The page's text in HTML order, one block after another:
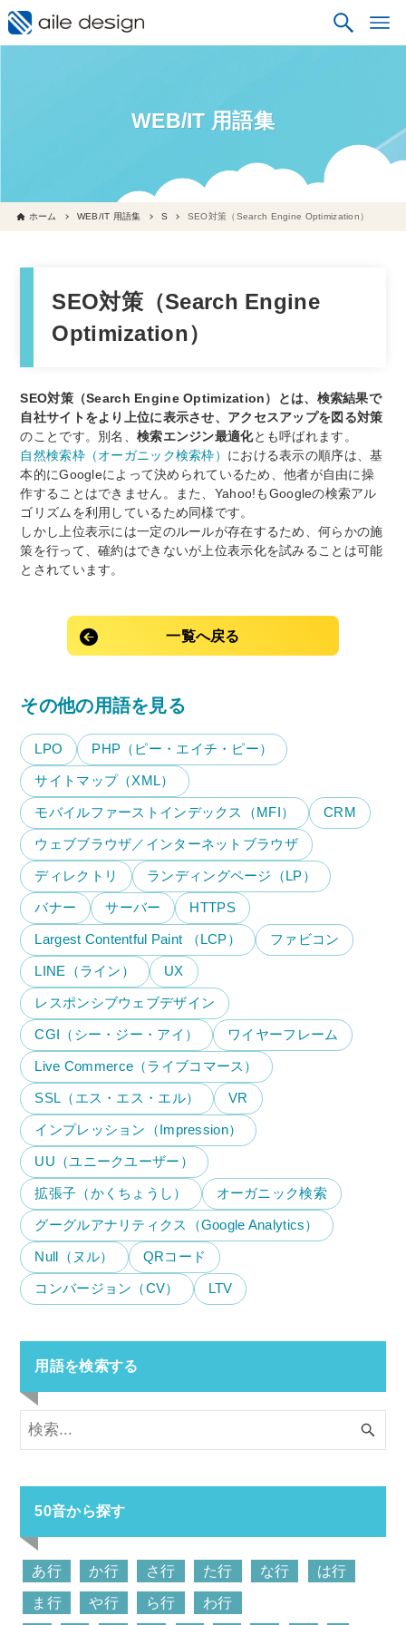
WEB/IT 用語集
ホーム WEB/IT 用語集 S SEO対策（Search Engine Optimization）
SEO対策（Search Engine
Optimization）
SEO対策（Search Engine Optimization）とは、検索結果で
自社サイトをより上位に表示させ、アクセスアップを図る対策
のことです。別名、 検索エンジン最適化とも呼ばれます。
自然検索枠（オーガニック検索枠） における表示の順序は、基
本的にGoogleによって決められているため、他者が自由に操
作することはできません。また、Yahoo!もGoogleの検索アル
ゴリズムを利用しているため同様です。
しかし上位表示には一定のルールが存在するため、何らかの施
策を行って、確約はできないが上位表示化を試みることは可能
とされています。
一覧へ戻る
その他の用語を見る
LPO PHP（ピー・エイチ・ピー）
サイトマップ（XML）
モバイルファーストインデックス（MFI） CRM
ウェブブラウザ／インターネットブラウザ
ディレクトリ ランディングページ（LP）
バナー サーバー HTTPS
Largest Contentful Paint （LCP） ファビコン
LINE（ライン） UX
レスポンシブウェブデザイン
CGI（シー・ジー・アイ） ワイヤーフレーム
Live Commerce（ライブコマース）
SSL（エス・エス・エル） VR
インプレッション（Impression）
UU（ユニークユーザー）
拡張子（かくちょうし） オーガニック検索
グーグルアナリティクス（Google Analytics）
Null（ヌル） QRコード
コンバージョン（CV） LTV
用語を検索する
50音から探す
あ行 か行 さ行 た行 な行 は行
ま行 や行 ら行 わ行